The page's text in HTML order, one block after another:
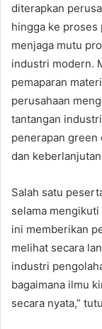
diterapkan
hingga ke proses
menjaga mutu
industri modern.
pemaparan
perusahaan
tantangan
penerapan
dan
Salah satu
selama
ini memberikan
melihat secara
industri
bagaimana ilmu
secara nyata,”